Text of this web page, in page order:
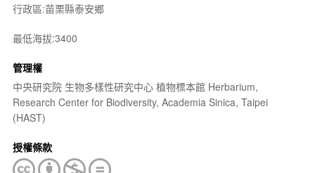
行政區:苗栗縣泰安鄉
最低海拔:3400
管理權
中央研究院 生物多樣性研究中心 植物標本館 Herbarium,
Research Center for Biodiversity, Academia Sinica, Taipei
(HAST)
授權條款